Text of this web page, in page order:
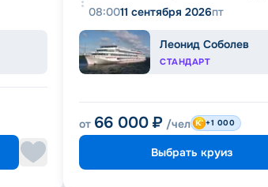
08:0011 сентября 2026пт
Леонид Соболев
СТАНДАРТ
от 66 000 ₽ /чел +1 000
Выбрать круиз